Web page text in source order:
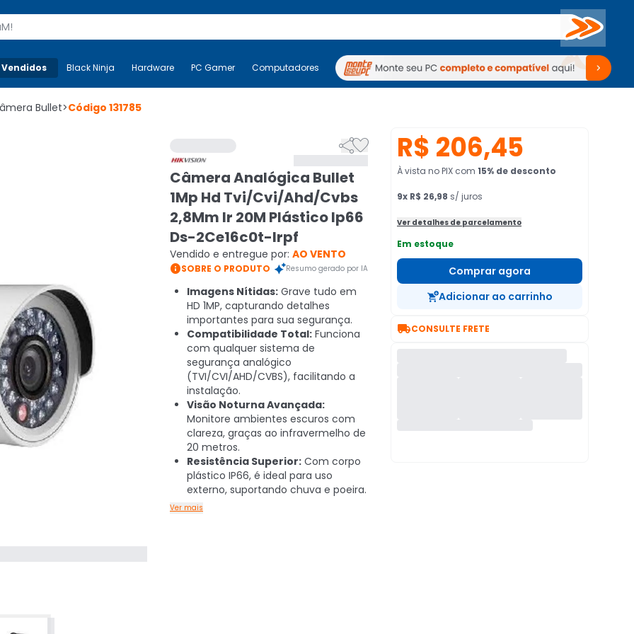
Buscar
Mais-v- Black Ninja Hardware PC Gamer Computadores Periféricos TV Venda no KaBuM!
Black Ninja Hardware PC Gamer Computadores Periféricos TV Venda no KaBuM!
Bullet>Código 131785

Câmera Analógica Bullet
1Mp Hd Tvi/Cvi/Ahd/Cvbs
2,8Mm Ir 20M Plástico Ip66
Ds-2Ce16c0t-Irpf
Vendido e entregue por: AO VENTO
SOBRE O PRODUTO Resumo gerado por IA
Imagens Nítidas: Grave tudo em
HD 1MP, capturando detalhes
importantes para sua segurança.
Compatibilidade Total: Funciona
com qualquer sistema de
segurança analógico
(TVI/CVI/AHD/CVBS), facilitando a
instalação.
Visão Noturna Avançada:
Monitore ambientes escuros com
clareza, graças ao infravermelho de
20 metros.
Resistência Superior: Com corpo
plástico IP66, é ideal para uso
externo, suportando chuva e poeira.
Ver mais
R$ 206,45
À vista no PIX com 15% de desconto
9x R$ 26,98 s/ juros
Ver detalhes de parcelamento
Em estoque
Comprar agora
Adicionar ao carrinho
CONSULTE FRETE